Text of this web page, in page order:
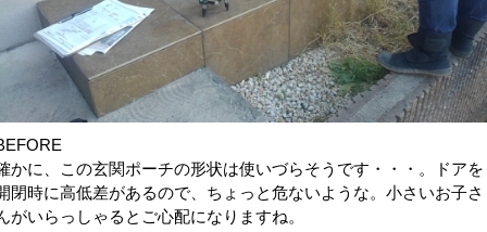
かに、この玄関ポーチの形状は使いづらそうです・・・。ドアを
閉時に高低差があるので、ちょっと危ないような。小さいお子さ
がいらっしゃるとご心配になりますね。